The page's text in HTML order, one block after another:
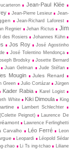
Jean-Paul Klée
Jean-Pierre Lesieur
Jean-
Jean-Richard Laforest
Regnier Jehan Rictus
Jim
des Rosiers
Johannes Kühn
Jos Roy
José Agostinho
José Tolentino Mendonça
Brodsky
Josette Bernard
Juan Gelman Jude Stéfan
Mougin Jules Renard
Green Julio Cortázar
Jürgen
Kader Rabia
Karel Logist
White Kiki Dimoula
King
Lambert Schlechter
(Colette Peignot)
Laurence De
Lawrence Ferlinghetti
Carvalho Léo Ferré
Leon
Leopardi
Léopold Sédar
zhao Li Ts ing-tchao
Liliane